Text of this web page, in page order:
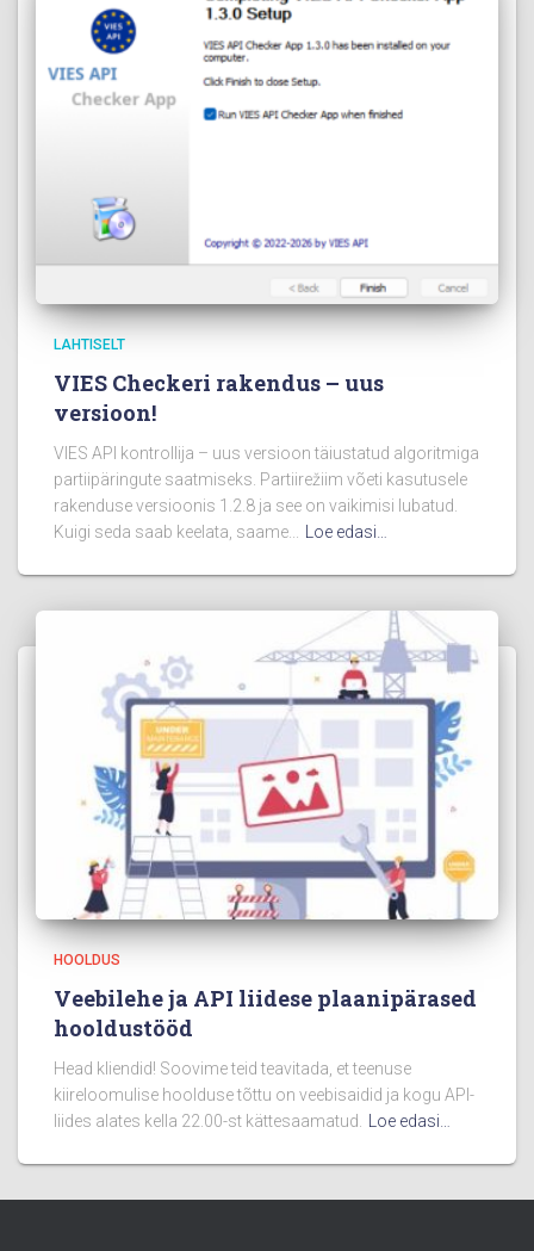
LAHTISELT
VIES Checkeri rakendus – uus
versioon!
VIES API kontrollija – uus versioon täiustatud algoritmiga
partiipäringute saatmiseks. Partiirežiim võeti kasutusele
rakenduse versioonis 1.2.8 ja see on vaikimisi lubatud.
Kuigi seda saab keelata, saame... Loe edasi…
HOOLDUS
Veebilehe ja API liidese plaanipärased
hooldustööd
Head kliendid! Soovime teid teavitada, et teenuse
kiireloomulise hoolduse tõttu on veebisaidid ja kogu API-
liides alates kella 22.00-st kättesaamatud.
Loe edasi…